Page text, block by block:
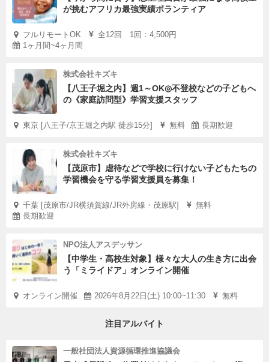
が挑むアフリカ最強実績ボランティア
フルリモートOK
全12回 1回：4,500円
1ヶ月間~4ヶ月間
株式会社キズキ
【八王子堀之内】週1～OK◎不登校などの子どもへ
の《家庭訪問型》学習支援スタッフ
東京 [八王子/京王堀之内駅 徒歩15分] 無料 長期歓迎
株式会社キズキ
【茂原市】虐待などで学校に行けない子どもたちの
学習機会を守る学習支援員を募集！
千葉 [茂原市/JR横須賀線/JR外房線・茂原駅]
無料
長期歓迎
NPO法人アスデッサン
【中学生・高校生対象】様々な大人の生き方に出会
う「ミライドア」オンライン開催
オンライン開催 2026年8月22日(土) 10:00~11:30 無料
注目アルバイト
一般社団法人資源循環推進協議会